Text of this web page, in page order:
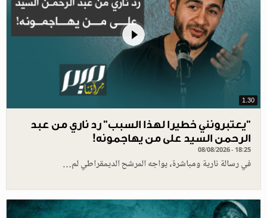
1.30
"يعتبرونني خطيرا لهذا السبب" رد ناري من عبد
الرحمن السيد على من يهاجمونه!
08/08/2026 - 18:25
في رسالة نارية ومباشرة، يواجه المرشح الديمقراطي لم…